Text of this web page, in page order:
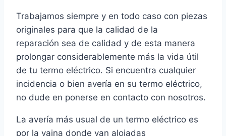
Trabajamos siempre y en todo caso con piezas
originales para que la calidad de la
reparación sea de calidad y de esta manera
prolongar considerablemente más la vida útil
de tu termo eléctrico. Si encuentra cualquier
incidencia o bien avería en su termo eléctrico,
no dude en ponerse en contacto con nosotros.
La avería más usual de un termo eléctrico es
por la vaina donde van alojadas